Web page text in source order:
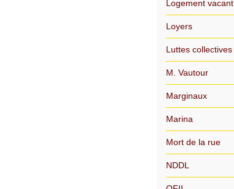
Logement vacant
Loyers
Luttes collectives
M. Vautour
Marginaux
Marina
Mort de la rue
NDDL